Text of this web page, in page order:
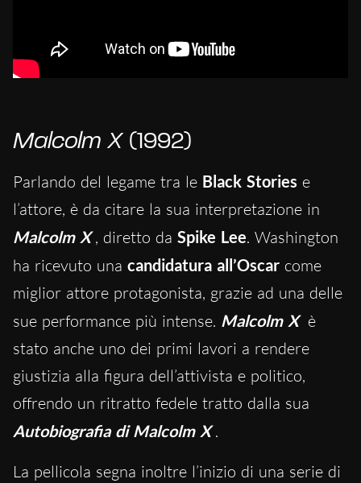
Malcolm X(1992)
Parlando del legame tra le Black Stories e
l’attore, è da citare la sua interpretazione in
Malcolm X , diretto da Spike Lee. Washington
ha ricevuto una candidatura all’Oscar come
miglior attore protagonista, grazie ad una delle
sue performance più intense. Malcolm X è
stato anche uno dei primi lavori a rendere
giustizia alla figura dell’attivista e politico,
offrendo un ritratto fedele tratto dalla sua
Autobiografia di Malcolm X .
La pellicola segna inoltre l’inizio di una serie di